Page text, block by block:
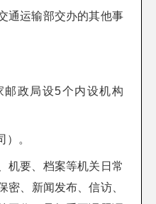
通运输部交办的其他事
邮政局设5个内设机构
）。
机要、档案等机关日常
密、新闻发布、信访、